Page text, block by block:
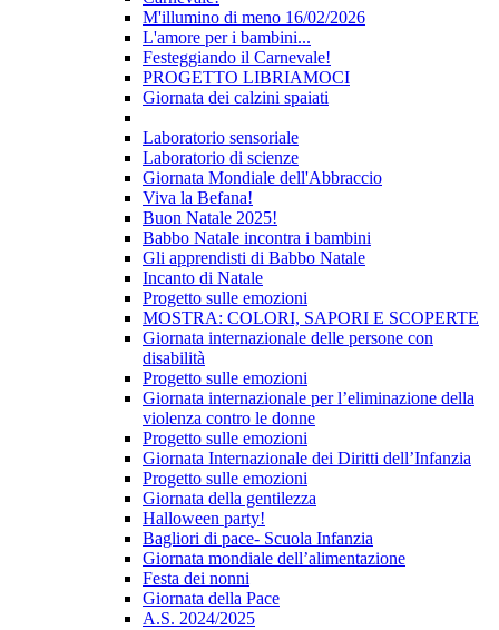
M'illumino di meno 16/02/2026
L'amore per i bambini...
Festeggiando il Carnevale!
PROGETTO LIBRIAMOCI
Giornata dei calzini spaiati
Laboratorio sensoriale
Laboratorio di scienze
Giornata Mondiale dell'Abbraccio
Viva la Befana!
Buon Natale 2025!
Babbo Natale incontra i bambini
Gli apprendisti di Babbo Natale
Incanto di Natale
Progetto sulle emozioni
MOSTRA: COLORI, SAPORI E SCOPERTE
Giornata internazionale delle persone con
disabilità
Progetto sulle emozioni
Giornata internazionale per l’eliminazione della
violenza contro le donne
Progetto sulle emozioni
Giornata Internazionale dei Diritti dell’Infanzia
Progetto sulle emozioni
Giornata della gentilezza
Halloween party!
Bagliori di pace- Scuola Infanzia
Giornata mondiale dell’alimentazione
Festa dei nonni
Giornata della Pace
A.S. 2024/2025